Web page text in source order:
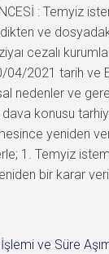
: Temyiz
ve
cezalı
04/2021 tarih ve
nedenler ve
konusu
yeniden
1. Temyiz
bir karar
ve Süre